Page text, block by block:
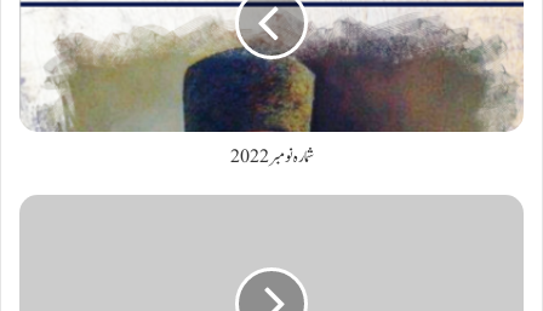
شمارہ نومبر 2022